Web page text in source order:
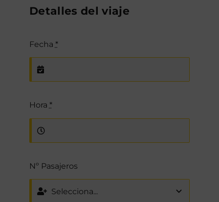
Detalles del viaje
Fecha *
Hora *
Nº Pasajeros